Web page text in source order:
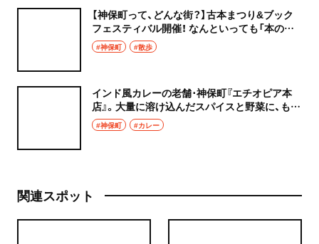
【神保町って、どんな街？】古本まつり&ブック
フェスティバル開催！ なんといっても「本の街」
だが、喫茶、カレー、居酒屋、路地も充実。もしか
したら東京で一番散歩が楽しい街かも？
#神保町 #散歩
インド風カレーの老舗･神保町『エチオピア本
店』。大量に溶け込んだスパイスと野菜に、もは
やこれはおいしい健康食品
#神保町 #カレー
関連スポット